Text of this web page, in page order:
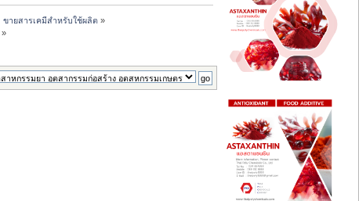
ขายสารเคมีสำหรับใช้ผลิต»
»